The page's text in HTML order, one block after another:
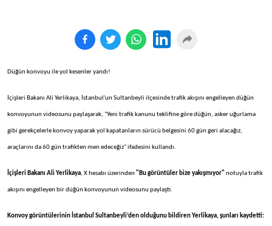
Düğün konvoyu ile yol kesenler yandı!
İçişleri Bakanı Ali Yerlikaya, İstanbul'un Sultanbeyli ilçesinde trafik akışını engelleyen düğün
konvoyunun videosunu paylaşarak, "Yeni trafik kanunu teklifine göre düğün, asker uğurlama
gibi gerekçelerle konvoy yaparak yol kapatanların sürücü belgesini 60 gün geri alacağız,
araçlarını da 60 gün trafikten men edeceğiz" ifadesini kullandı.
İçişleri Bakanı Ali Yerlikaya, X hesabı üzerinden"Bu görüntüler bize yakışmıyor" notuyla trafik
akışını engelleyen bir düğün konvoyunun videosunu paylaştı.
Konvoy görüntülerinin İstanbul Sultanbeyli’den olduğunu bildiren Yerlikaya, şunları kaydetti: